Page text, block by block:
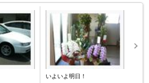
いよいよ明日！